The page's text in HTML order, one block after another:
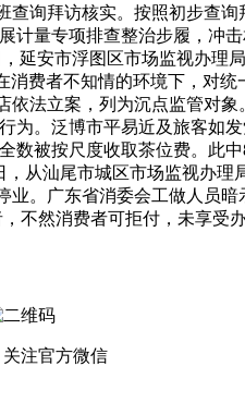
询拜访核实。按照初步查
量专项排查整治步履，冲
安市浮图区市场监视办理
费者不知情的环境下，对
法立案，列为沉点监管对
。泛博市平易近及旅客如
被按尺度收取茶位费。此
从汕尾市城区市场监视办
。广东省消委会工做人员
不然消费者可拒付，未享受
注官方微信